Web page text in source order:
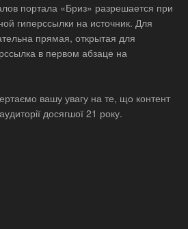
портала «Бриз» разрешается при
гиперссылки на источник. Для
прямая, открытая для
в первом абзаце на
вашу увагу на те, що контент
досягшої 21 року.